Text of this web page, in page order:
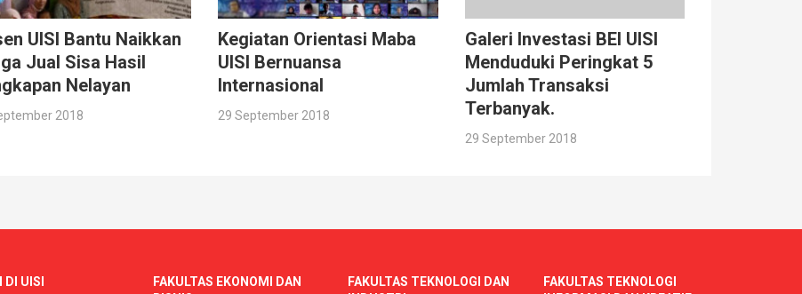
UISI Bantu Naikkan
Jual Sisa Hasil
Nelayan
2018
Kegiatan Orientasi Maba
UISI Bernuansa
Internasional
29 September 2018
Galeri Investasi BEI UISI
Menduduki Peringkat 5
Jumlah Transaksi
Terbanyak.
29 September 2018
DI UISI
FAKULTAS EKONOMI DAN
FAKULTAS TEKNOLOGI DAN
FAKULTAS TEKNOLOGI